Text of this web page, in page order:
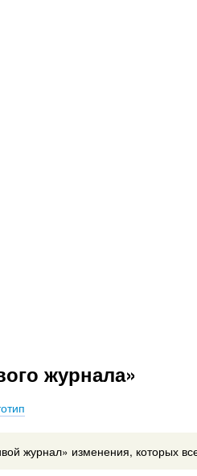
журнала»
журнал» изменения, которых